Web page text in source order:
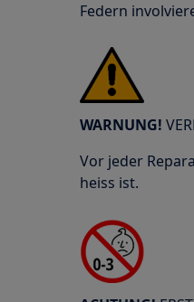
Federn
WARNUNG!
Vor jeder
heiss ist.